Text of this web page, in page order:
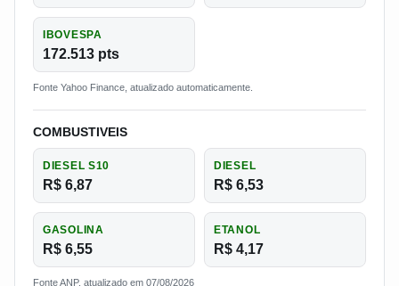
IBOVESPA
172.513 pts
Fonte Yahoo Finance, atualizado automaticamente.
COMBUSTIVEIS
DIESEL S10
R$ 6,87
DIESEL
R$ 6,53
GASOLINA
R$ 6,55
ETANOL
R$ 4,17
Fonte ANP, atualizado em 07/08/2026